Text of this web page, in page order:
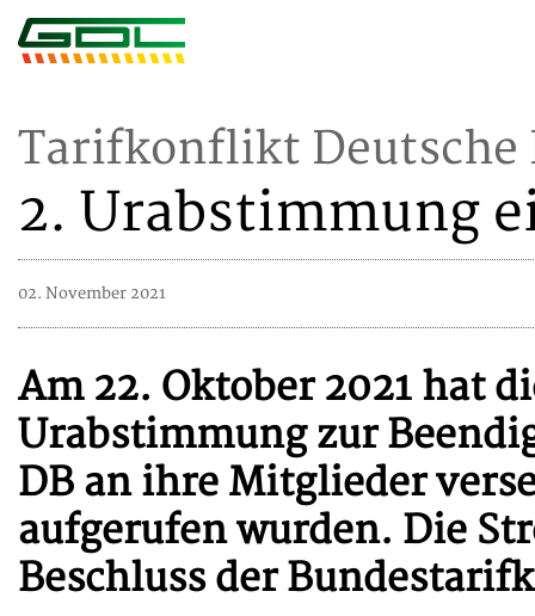
Tarifkonflikt Deutsche
2. Urabstimmung
02. November 2021
Am 22. Oktober 2021 hat
Urabstimmung zur
DB an ihre Mitglieder
aufgerufen wurden. Die
Beschluss der